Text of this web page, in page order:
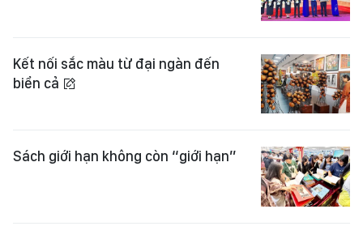
Kết nối sắc màu từ đại ngàn đến
biển cả
Sách giới hạn không còn “giới hạn”